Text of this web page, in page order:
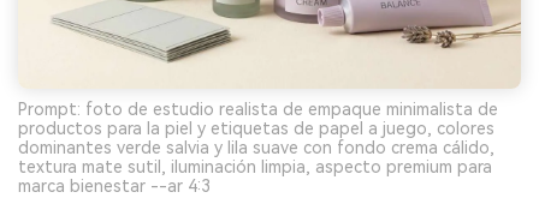
Prompt: foto de estudio realista de empaque minimalista de
productos para la piel y etiquetas de papel a juego, colores
dominantes verde salvia y lila suave con fondo crema cálido,
textura mate sutil, iluminación limpia, aspecto premium para
marca bienestar --ar 4:3